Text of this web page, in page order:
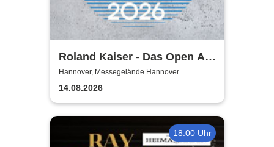
Roland Kaiser - Das Open Air
2026!
Hannover, Messegelände Hannover
14.08.2026
18:00 Uhr